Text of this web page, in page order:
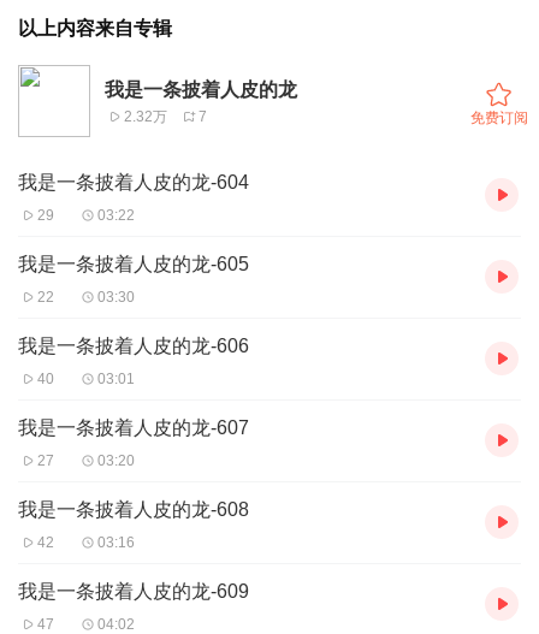
以上内容来自专辑
我是一条披着人皮的龙
2.32万 7 免费订阅
我是一条披着人皮的龙-604
29 03:22
我是一条披着人皮的龙-605
22 03:30
我是一条披着人皮的龙-606
40 03:01
我是一条披着人皮的龙-607
27 03:20
我是一条披着人皮的龙-608
42 03:16
我是一条披着人皮的龙-609
47 04:02